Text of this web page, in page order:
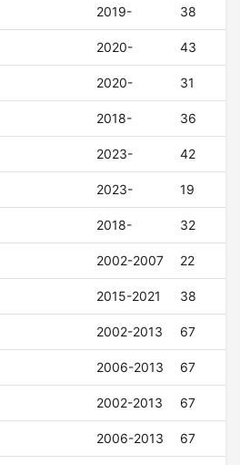
2019- 38
2020- 43
2020- 31
2018- 36
2023- 42
2023- 19
2018- 32
2002-2007 22
2015-2021 38
2002-2013 67
2006-2013 67
2002-2013 67
2006-2013 67